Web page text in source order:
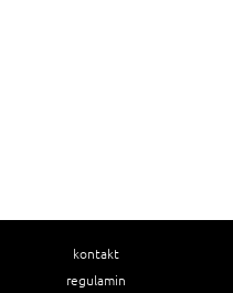
kontakt
regulamin